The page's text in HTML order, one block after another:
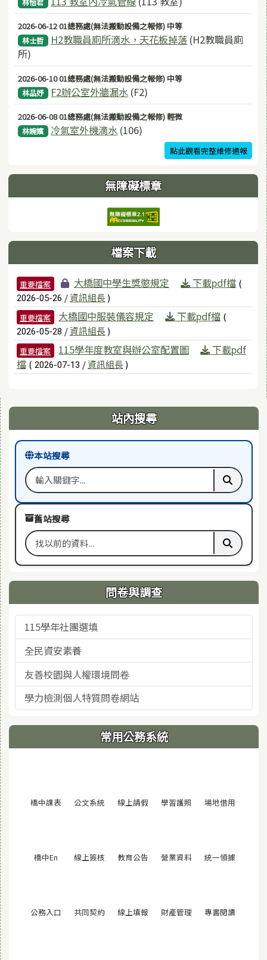
林怡君
2026-06-12 01總務處(無法搬動設備之報修) 中等
林士哲 H2教職員廁所滴水，天花板掉落 (H2教職員廁
所)
2026-06-10 01總務處(無法搬動設備之報修) 中等
林品妤 F2辦公室外牆漏水 (F2)
2026-06-08 01總務處(無法搬動設備之報修) 輕微
林婉嬪 冷氣室外機滴水 (106)
點此觀看完整維修通報
無障礙標章
檔案下載
檔案列表
重要檔案 大橋國中學生獎懲規定 下載pdf檔 (
2026-05-26 /資訊組長 )
重要檔案 大橋國中服裝儀容規定 下載pdf檔 (
2026-05-28 /資訊組長 )
重要檔案 115學年度教室與辦公室配置圖
下載pdf
檔 ( 2026-07-13 /資訊組長 )
右邊區域內容 站內搜尋
本站搜尋
搜尋關鍵字 執行本
舊站搜尋
搜尋舊站關鍵字 執行舊
問卷與調查
115學年社團選填
全民資安素養
友善校園與人權環境問卷
學力檢測個人特質問卷網站
常用公務系統
橋中課表 (另開視窗)
公文系統 (另開視窗)
線上請假 (另開視窗)
學習護照 (另開視窗)
場地借用
橋中En (另開視窗)
線上簽核 (另開視窗)
教育公告 (另開視窗)
營業資料(另開視窗)
統一領據
公務入口 (另開視窗)
共同契約(另開視窗)
線上填報 (另開視窗)
財產管理 (另開視窗)
專書閱讀